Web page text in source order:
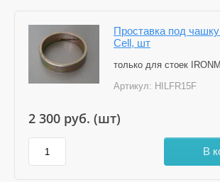
Проставка под
Cell, шт
только для стоек
Артикул: HILFR15F
2 300 руб. (шт)
В